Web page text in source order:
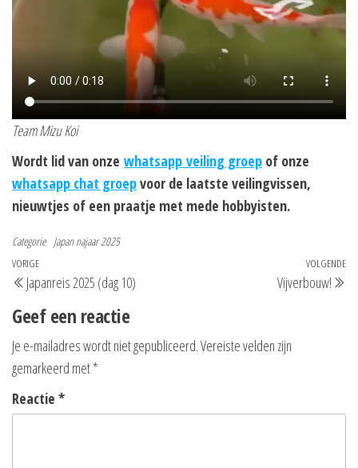
Team Mizu Koi
Wordt lid van onze whatsapp veiling groep of onze
whatsapp chat groepvoor de laatste veilingvissen,
nieuwtjes of een praatje met mede hobbyisten.
Categorie Japan najaar 2025
Bericht
navigatie
Vorig
bericht
VORIGE
Japanreis 2025 (dag 10)
VOLGENDE
Vijverbouw!
Geef een reactie
Je e-mailadres wordt niet gepubliceerd.Vereiste velden zijn
gemarkeerd met*
Reactie *